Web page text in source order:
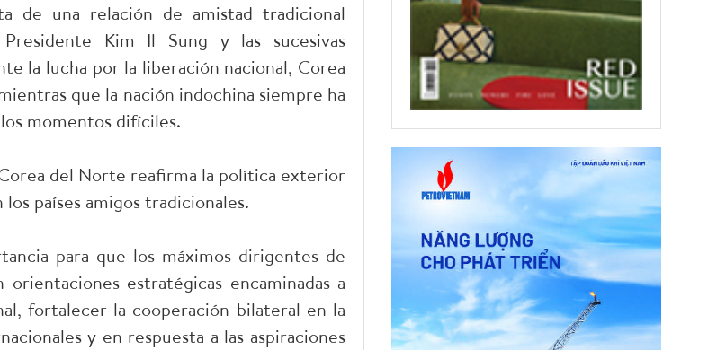
de una relación de amistad tradicional
Kim Il Sung y las sucesivas
la lucha por la liberación nacional, Corea
que la nación indochina siempre ha
momentos difíciles.
del Norte reafirma la política exterior
países amigos tradicionales.
para que los máximos dirigentes de
estratégicas encaminadas a
fortalecer la cooperación bilateral en la
y en respuesta a las aspiraciones